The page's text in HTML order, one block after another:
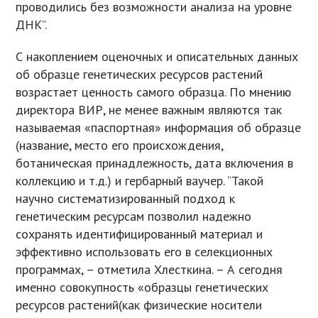
проводились без возможности анализа на уровне
ДНК”.
С накоплением оценочных и описательных данных
об образце генетических ресурсов растений
возрастает ценность самого образца. По мнению
директора ВИР, не менее важным являются так
называемая «паспортная» информация об образце
(название, место его происхождения,
ботаническая принадлежность, дата включения в
коллекцию и т.д.) и гербарный ваучер. “Такой
научно систематизированный подход к
генетическим ресурсам позволил надежно
сохранять идентифицированный материал и
эффективно использовать его в селекционных
программах, – отметила Хлесткина. – А сегодня
именно совокупность «образцы генетических
ресурсов растений(как физические носители